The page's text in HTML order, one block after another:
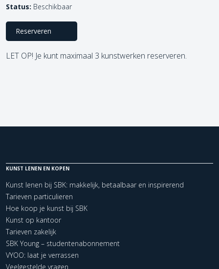
Status: Beschikbaar
Reserveren
LET OP! Je kunt maximaal 3 kunstwerken reserveren.
KUNST LENEN EN KOPEN
Kunst lenen bij SBK: makkelijk, betaalbaar en inspirerend
Tarieven particulieren
Hoe koop je kunst bij SBK
Kunst op kantoor
Tarieven zakelijk
SBK Young – studentenabonnement
VYOO: laat je verrassen
Veelgestelde vragen